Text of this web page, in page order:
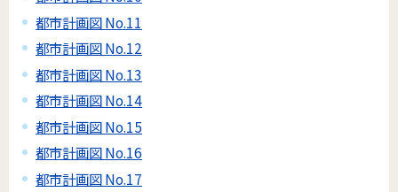
都市計画図 No.11
都市計画図 No.12
都市計画図 No.13
都市計画図 No.14
都市計画図 No.15
都市計画図 No.16
都市計画図 No.17